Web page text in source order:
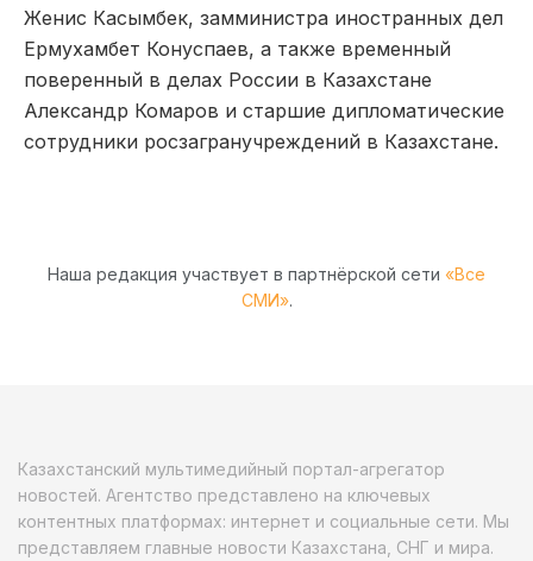
Женис Касымбек, замминистра иностранных дел
Ермухамбет Конуспаев, а также временный
поверенный в делах России в Казахстане
Александр Комаров и старшие дипломатические
сотрудники росзагранучреждений в Казахстане.
Наша редакция участвует в партнёрской сети «Все
СМИ».
Казахстанский мультимедийный портал-агрегатор
новостей. Агентство представлено на ключевых
контентных платформах: интернет и социальные сети. Мы
представляем главные новости Казахстана, СНГ и мира.